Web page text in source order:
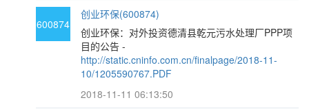
600874
创业环保(600874)
创业环保：对外投资德清县乾元污水处理厂PPP项
目的公告 -
http://static.cninfo.com.cn/finalpage/2018-11-
10/1205590767.PDF
2018-11-11 06:13:50